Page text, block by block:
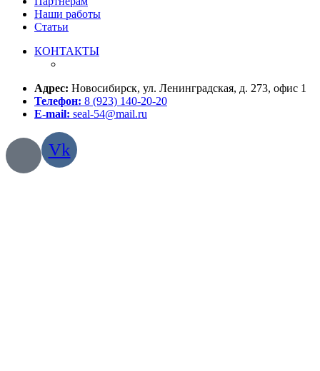
Наши работы
Статьи
КОНТАКТЫ
Адрес: Новосибирск, ул. Ленинградская, д. 273, офис 1
Телефон: 8 (923) 140-20-20
E-mail: seal-54@mail.ru
Vk